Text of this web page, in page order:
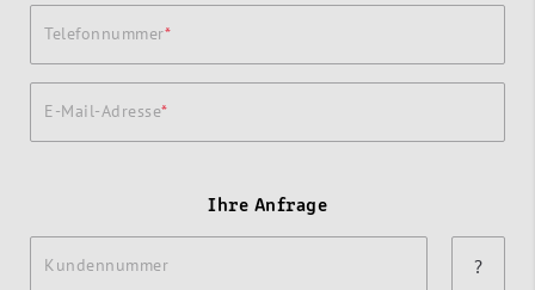
Telefonnummer
E-Mail-Adresse
Ihre Anfrage
Kundennummer ?